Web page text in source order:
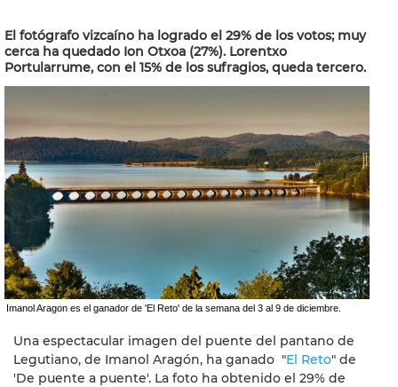
El fotógrafo vizcaíno ha logrado el 29% de los votos; muy
cerca ha quedado Ion Otxoa (27%). Lorentxo
Portularrume, con el 15% de los sufragios, queda tercero.
Imanol Aragon es el ganador de 'El Reto' de la semana del 3 al 9 de diciembre.
Una espectacular imagen del puente del pantano de
Legutiano, de Imanol Aragón, ha ganado "El Reto" de
'De puente a puente'. La foto ha obtenido el 29% de